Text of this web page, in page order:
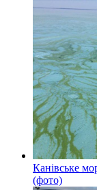
Канівське
(фото)